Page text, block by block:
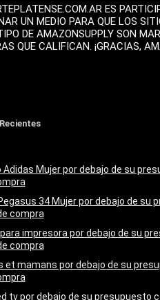
ES
UN MEDIO PARA QUE LOS
DE AMAZONSUPPLY SON
QUE CALIFICAN. ¡GRACIAS,
Adidas Mujer por debajo de su
34 Mujer por debajo de su
compra
impresora por debajo de su
compra
et mamans por debajo de su
tv por debajo de su presupuesto